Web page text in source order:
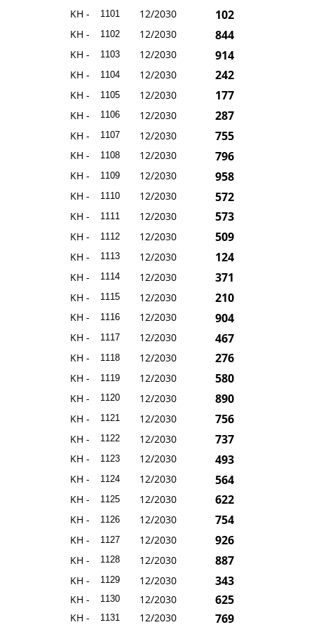
KH - 1101 12/2030 102
KH - 1102 12/2030 844
KH - 1103 12/2030 914
KH - 1104 12/2030 242
KH - 1105 12/2030 177
KH - 1106 12/2030 287
KH - 1107 12/2030 755
KH - 1108 12/2030 796
KH - 1109 12/2030 958
KH - 1110 12/2030 572
KH - 1111 12/2030 573
KH - 1112 12/2030 509
KH - 1113 12/2030 124
KH - 1114 12/2030 371
KH - 1115 12/2030 210
KH - 1116 12/2030 904
KH - 1117 12/2030 467
KH - 1118 12/2030 276
KH - 1119 12/2030 580
KH - 1120 12/2030 890
KH - 1121 12/2030 756
KH - 1122 12/2030 737
KH - 1123 12/2030 493
KH - 1124 12/2030 564
KH - 1125 12/2030 622
KH - 1126 12/2030 754
KH - 1127 12/2030 926
KH - 1128 12/2030 887
KH - 1129 12/2030 343
KH - 1130 12/2030 625
KH - 1131 12/2030 769